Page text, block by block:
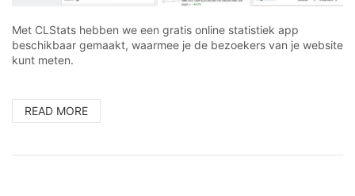
Met CLStats hebben we een gratis online statistiek app
beschikbaar gemaakt, waarmee je de bezoekers van je website
kunt meten.
READ MORE